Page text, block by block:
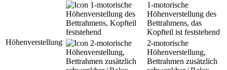
Höhenverstellung
1-motorische
Höhenverstellung des
Bettrahmens, das
Kopfteil ist feststehend
2-motorische
Höhenverstellung,
Bettrahmen zusätzlich